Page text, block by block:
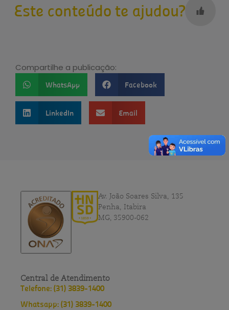
Este conteúdo te ajudou?
Compartilhe a publicação:
WhatsApp Facebook
LinkedIn Email
Av. João Soares Silva, 135
Penha, Itabira
MG, 35900-062
Central de Atendimento
Telefone: (31) 3839-1400
Whatsapp: (31) 3839-1400